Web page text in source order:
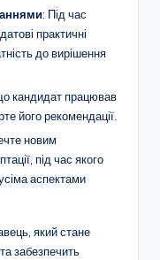
: Під час
практичні
до вирішення
кандидат працював
його рекомендації.
новим
під час якого
аспектами
який стане
забезпечить